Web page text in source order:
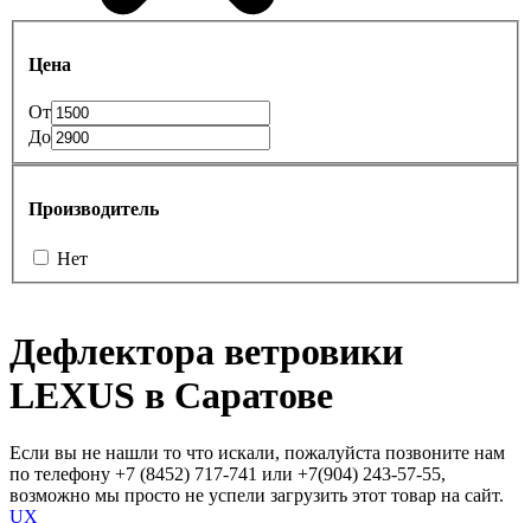
Цена
От
До
Производитель
Нет
Дефлектора ветровики
LEXUS в Саратове
Если вы не нашли то что искали, пожалуйста позвоните нам
по телефону +7 (8452) 717-741 или +7(904) 243-57-55,
возможно мы просто не успели загрузить этот товар на сайт.
UX